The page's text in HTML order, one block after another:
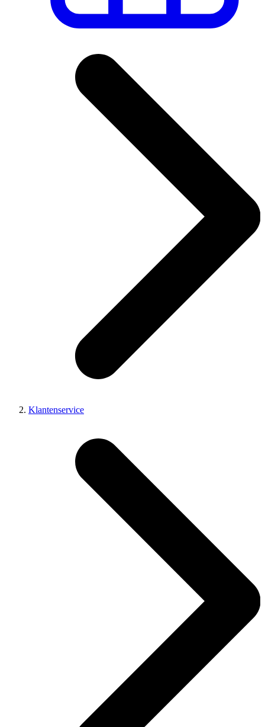
Klantenservice